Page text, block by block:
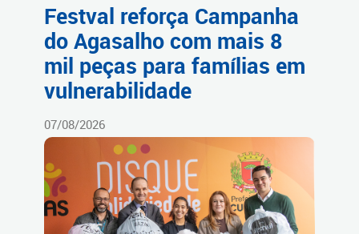
Festval reforça Campanha
do Agasalho com mais 8
mil peças para famílias em
vulnerabilidade
07/08/2026